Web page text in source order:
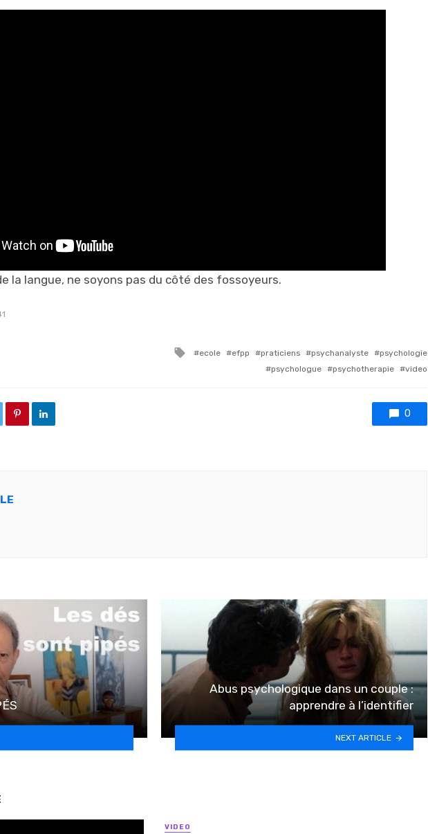
la langue, ne soyons pas du côté des fossoyeurs.
Tagged with
ecole efpp praticiens psychanalyste
psychologie
psychologue
psychotherapie video
0
Abus psychologique dans un couple :
apprendre à l’identifier
NEXT ARTICLE
VIDEO